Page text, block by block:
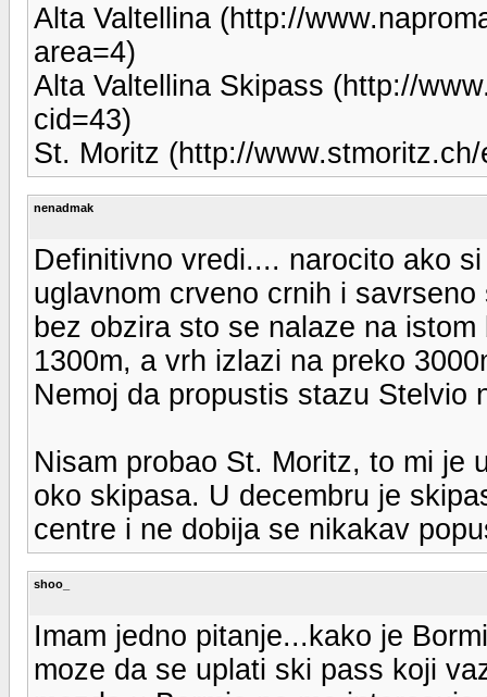
Alta Valtellina (http://
area=4)
Alta Valtellina Skipass (http://
cid=43)
St. Moritz (http://
nenadmak
Definitivno vredi.... narocito ako
uglavnom crveno crnih i
bez obzira sto se nalaze na
1300m, a vrh izlazi na preko
Nemoj da propustis stazu Stelvio
Nisam probao St. Moritz, to mi je
oko skipasa. U decembru je
centre i ne dobija se nikakav
shoo_
Imam jedno pitanje...kako je
moze da se uplati ski pass koji